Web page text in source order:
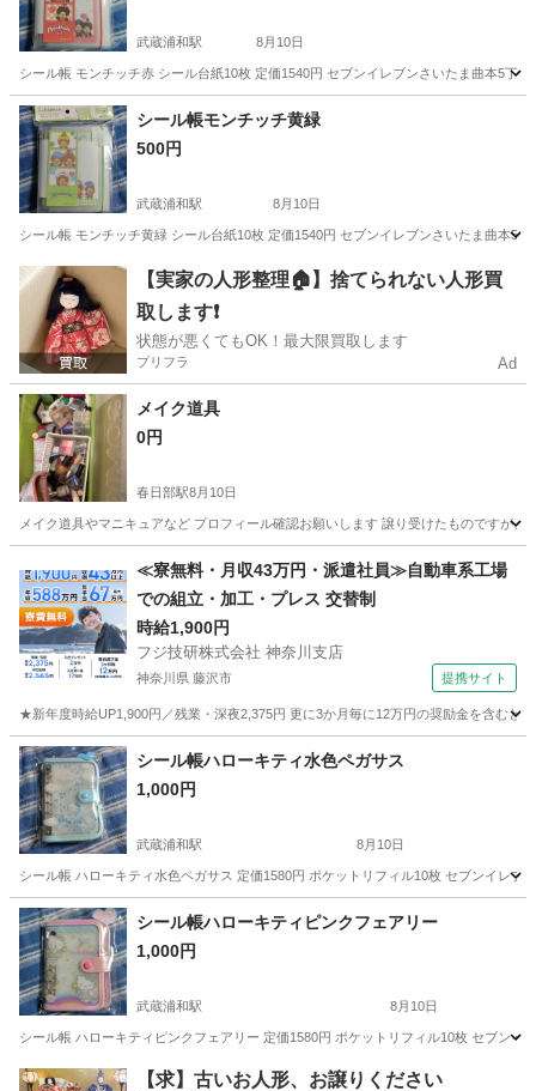
武蔵浦和駅 8月10日
シール帳 モンチッチ赤 シール台紙10枚 定価1540円 セブンイレブンさいたま曲本5丁
埼玉 さいたま市 武蔵浦和駅 ラッピング用品
シール帳モンチッチ黄緑
500円
武蔵浦和駅 8月10日
シール帳 モンチッチ黄緑 シール台紙10枚 定価1540円 セブンイレブンさいたま曲本5
埼玉 さいたま市 武蔵浦和駅 ラッピング用品
【実家の人形整理🏠】捨てられない人形買
取します❗️
状態が悪くてもOK！最大限買取します
プリフラ Ad
メイク道具
0円
春日部駅8月10日
メイク道具やマニキュアなど プロフィール確認お願いします 譲り受けたものですが、
春日部駅 生活雑貨 道具
≪寮無料・月収43万円・派遣社員≫自動車系工場
での組立・加工・プレス 交替制
時給1,900円
フジ技研株式会社 神奈川支店
神奈川県 藤沢市 提携サイト
★新年度時給UP1,900円／残業・深夜2,375円 更に3か月毎に12万円の奨励金を含む
神奈川 藤沢市 その他
シール帳ハローキティ水色ペガサス
1,000円
武蔵浦和駅 8月10日
シール帳 ハローキティ水色ペガサス 定価1580円 ポケットリフィル10枚 セブンイレ
埼玉 さいたま市 武蔵浦和駅 ラッピング用品 ハローキティ
シール帳ハローキティピンクフェアリー
1,000円
武蔵浦和駅 8月10日
シール帳 ハローキティピンクフェアリー 定価1580円 ポケットリフィル10枚 セブン
埼玉 さいたま市 武蔵浦和駅 ラッピング用品 ハローキティ
【求】古いお人形、お譲りください